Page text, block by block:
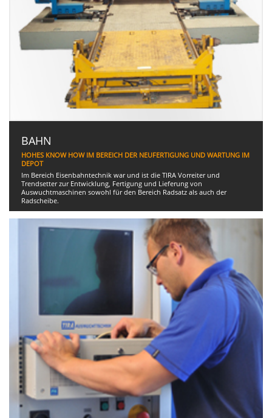
BAHN
HOHES KNOW HOW IM BEREICH DER NEUFERTIGUNG UND WARTUNG IM
DEPOT
Im Bereich Eisenbahntechnik war und ist die TIRA Vorreiter und
Trendsetter zur Entwicklung, Fertigung und Lieferung von
Auswuchtmaschinen sowohl für den Bereich Radsatz als auch der
Radscheibe.